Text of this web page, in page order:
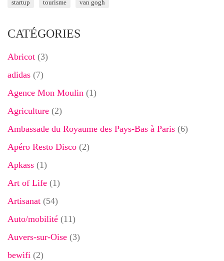
startup tourisme van gogh
CATÉGORIES
Abricot (3)
adidas (7)
Agence Mon Moulin (1)
Agriculture (2)
Ambassade du Royaume des Pays-Bas à Paris (6)
Apéro Resto Disco (2)
Apkass (1)
Art of Life (1)
Artisanat (54)
Auto/mobilité (11)
Auvers-sur-Oise (3)
bewifi (2)